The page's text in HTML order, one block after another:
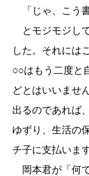
「じゃ、こう
とモジモジし
した。それには
○○はもう二度と
どとはいいませ
出るのであれば
ゆずり、生活の
チ子に支払いま
岡本君が「何